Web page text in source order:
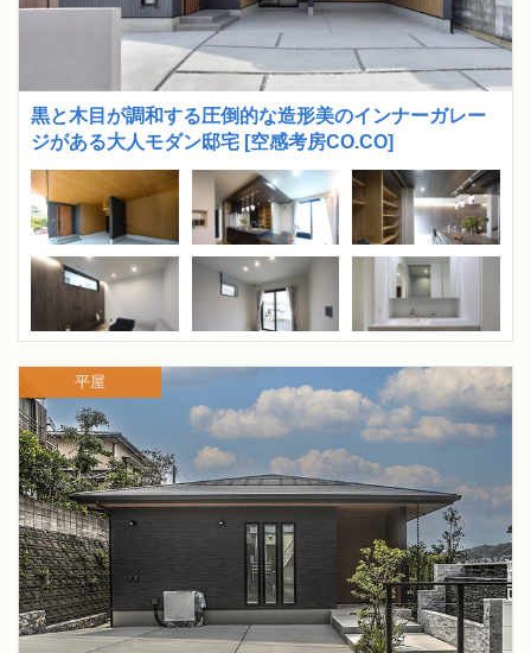
黒と木目が調和する圧倒的な造形美のインナーガレー
ジがある大人モダン邸宅 [空感考房CO.CO]
平屋